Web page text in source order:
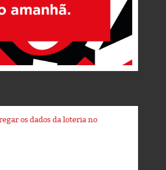
os dados da loteria no